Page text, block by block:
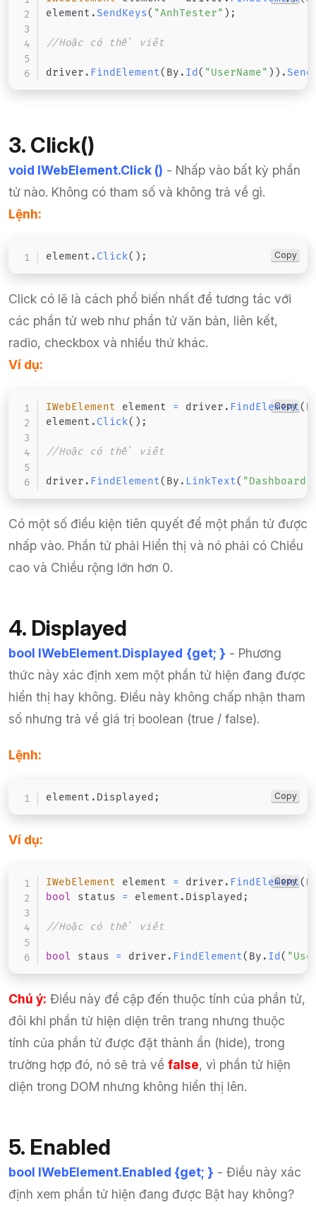
element .SendKeys( "AnhTester" ) ;
//Hoặc có thể viết
driver . FindElement( By . Id ( "UserName" ) ) .
3. Click()
void IWebElement.Click () - Nhấp vào bất kỳ phần
tử nào. Không có tham số và không trả về gì.
Lệnh:
element . Click( ) ; Copy
Click có lẽ là cách phổ biến nhất để tương tác với
các phần tử web như phần tử văn bản, liên kết,
radio, checkbox và nhiều thứ khác.
Ví dụ:
IWebElement element = driver . FindElement(
element . Click( ) ;
//Hoặc có thể viết
driver . FindElement( By . LinkText( "Dashboard"
Copy
Có một số điều kiện tiên quyết để một phần tử được
nhấp vào. Phần tử phải Hiển thị và nó phải có Chiều
cao và Chiều rộng lớn hơn 0.
4. Displayed
bool IWebElement.Displayed {get; } - Phương
thức này xác định xem một phần tử hiện đang được
hiển thị hay không. Điều này không chấp nhận tham
số nhưng trả về giá trị boolean (true / false).
Lệnh:
element . Displayed ; Copy
Ví dụ:
IWebElement element = driver . FindElement(
bool
status = element . Displayed ;
//Hoặc có thể viết
bool staus = driver . FindElement( By . Id (
Copy
Chú ý: Điều này đề cập đến thuộc tính của phần tử,
đôi khi phần tử hiện diện trên trang nhưng thuộc
tính của phần tử được đặt thành ẩn (hide), trong
trường hợp đó, nó sẽ trả về false, vì phần tử hiện
diện trong DOM nhưng không hiển thị lên.
5. Enabled
bool IWebElement.Enabled {get; } - Điều này xác
định xem phần tử hiện đang được Bật hay không?